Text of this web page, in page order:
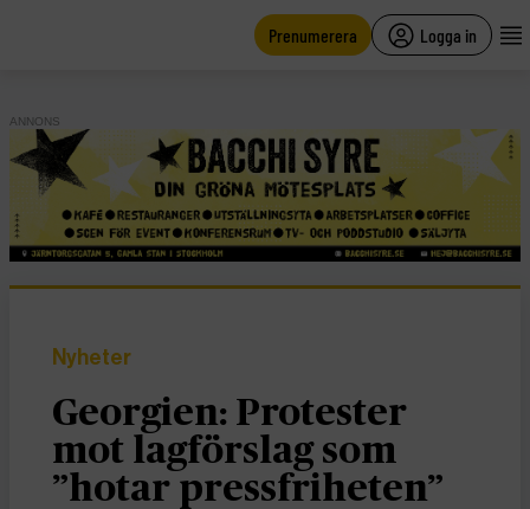
Prenumerera Logga in
ANNONS
Nyheter
Georgien: Protester
mot lagförslag som
”hotar pressfriheten”